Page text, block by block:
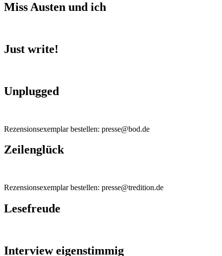
Miss Austen und ich
Just write!
Unplugged
Rezensionsexemplar bestellen: presse@bod.de
Zeilenglück
Rezensionsexemplar bestellen: presse@tredition.de
Lesefreude
Interview eigenstimmig